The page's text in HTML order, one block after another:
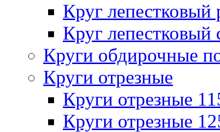
Круг лепестковый
Круг лепестковый
Круги обдирочные
Круги отрезные
Круги отрезные
Круги отрезные